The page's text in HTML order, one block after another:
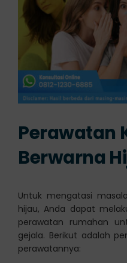
Perawatan
Berwarna
Untuk mengatasi
hijau, Anda dapat
perawatan rumahan
gejala. Berikut adalah
perawatannya: